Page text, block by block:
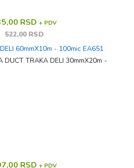
RSD + PDV
522,00 RSD
60mmX10m - 100mic EA651
RSD + PDV